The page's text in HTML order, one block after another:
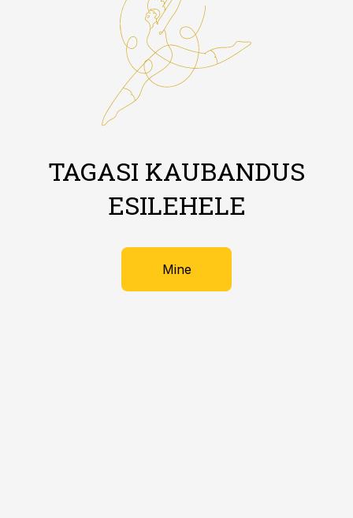
TAGASI KAUBANDUS
ESILEHELE
Mine